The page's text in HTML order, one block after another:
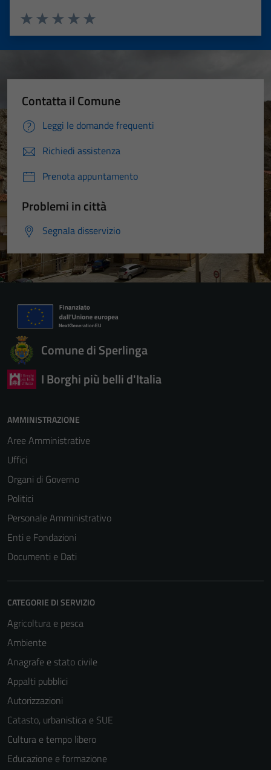
Valuta 5 stelle su 5
Valuta 4 stelle su 5
Valuta 3 stelle su 5
Valuta 2 stelle su 5
Valuta 1 stelle su 5
Contatta il Comune
Leggi le domande frequenti
Richiedi assistenza
Prenota appuntamento
Problemi in città
Segnala disservizio
Comune di Sperlinga
I Borghi più belli d'Italia
AMMINISTRAZIONE
Aree Amministrative
Uffici
Organi di Governo
Politici
Personale Amministrativo
Enti e Fondazioni
Documenti e Dati
CATEGORIE DI SERVIZIO
Agricoltura e pesca
Ambiente
Anagrafe e stato civile
Appalti pubblici
Autorizzazioni
Catasto, urbanistica e SUE
Cultura e tempo libero
Educazione e formazione